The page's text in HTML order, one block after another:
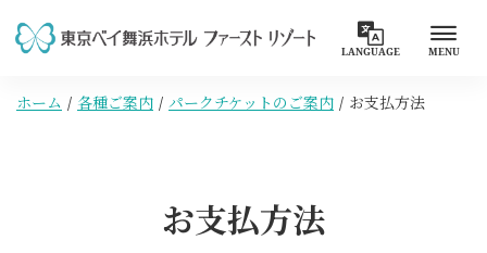
LANGUAGE MENU
ホーム 各種ご案内 パークチケットのご案内 お支払方法
お支払方法